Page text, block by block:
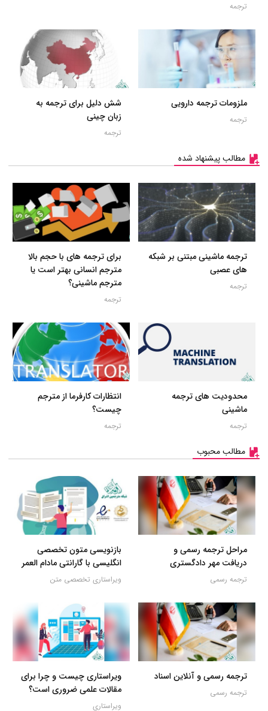
ترجمه
ملزومات ترجمه دارویی
ترجمه
شش دلیل برای ترجمه به
زبان چینی
ترجمه
مطالب پیشنهاد شده
ترجمه ماشینی مبتنی بر شبکه
های عصبی
ترجمه
برای ترجمه های با حجم بالا
مترجم انسانی بهتر است یا
مترجم ماشینی؟
ترجمه
محدودیت های ترجمه
ماشینی
ترجمه
انتظارات کارفرما از مترجم
چیست؟
ترجمه
مطالب محبوب
مراحل ترجمه رسمی و
دریافت مهر دادگستری
ترجمه رسمی
بازنویسی متون تخصصی
انگلیسی با گارانتی مادام العمر
ویراستاری تخصصی متن
ترجمه رسمی و آنلاین اسناد
ترجمه رسمی
ویراستاری چیست و چرا برای
مقالات علمی ضروری است؟
ویراستاری